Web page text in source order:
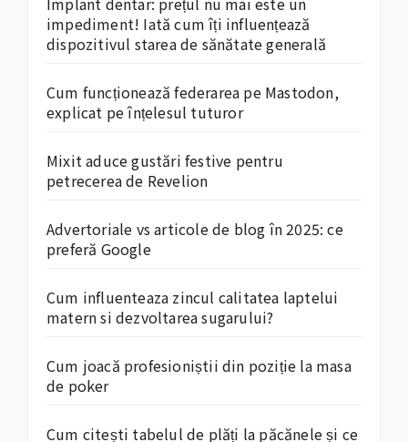
impediment! Iată cum îți influențează
dispozitivul starea de sănătate generală
Cum funcționează federarea pe Mastodon,
explicat pe înțelesul tuturor
Mixit aduce gustări festive pentru
petrecerea de Revelion
Advertoriale vs articole de blog în 2025: ce
preferă Google
Cum influenteaza zincul calitatea laptelui
matern si dezvoltarea sugarului?
Cum joacă profesioniștii din poziție la masa
de poker
Cum citești tabelul de plăți la păcănele și ce